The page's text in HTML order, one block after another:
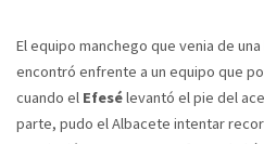
El equipo manchego que venia de
encontró enfrente a un equipo que
cuando el Efesélevantó el pie del
parte, pudo el Albacete intentar